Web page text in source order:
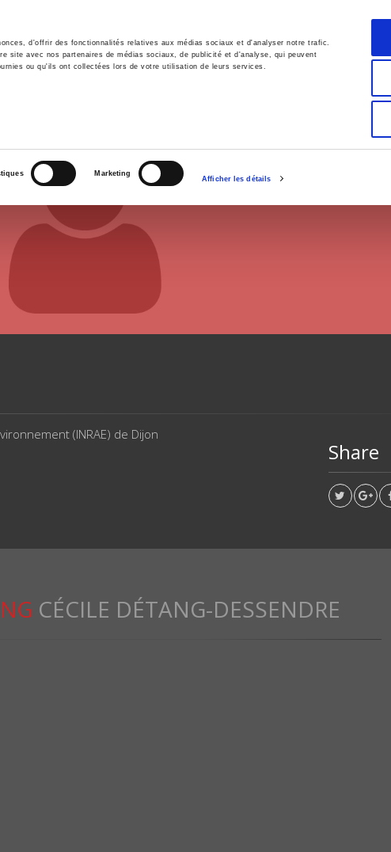
d'offrir des fonctionnalités relatives aux médias sociaux et d'analyser notre trafic.
site avec nos partenaires de médias sociaux, de publicité et d'analyse, qui peuvent
ou qu'ils ont collectées lors de votre utilisation de leurs services.
Marketing
Afficher les détails
English
History International Politics
(INRAE) de Dijon
Share
CÉCILE DÉTANG-DESSENDRE